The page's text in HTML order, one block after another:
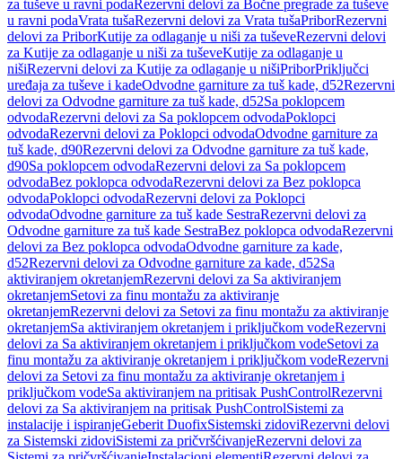
za tuševe u ravni podaRezervni delovi za Bočne pregrade za tuševe
u ravni podaVrata tušaRezervni delovi za Vrata tušaPriborRezervni
delovi za PriborKutije za odlaganje u niši za tuševeRezervni delovi
za Kutije za odlaganje u niši za tuševeKutije za odlaganje u
nišiRezervni delovi za Kutije za odlaganje u nišiPriborPriključci
uređaja za tuševe i kadeOdvodne garniture za tuš kade, d52Rezervni
delovi za Odvodne garniture za tuš kade, d52Sa poklopcem
odvodaRezervni delovi za Sa poklopcem odvodaPoklopci
odvodaRezervni delovi za Poklopci odvodaOdvodne garniture za
tuš kade, d90Rezervni delovi za Odvodne garniture za tuš kade,
d90Sa poklopcem odvodaRezervni delovi za Sa poklopcem
odvodaBez poklopca odvodaRezervni delovi za Bez poklopca
odvodaPoklopci odvodaRezervni delovi za Poklopci
odvodaOdvodne garniture za tuš kade SestraRezervni delovi za
Odvodne garniture za tuš kade SestraBez poklopca odvodaRezervni
delovi za Bez poklopca odvodaOdvodne garniture za kade,
d52Rezervni delovi za Odvodne garniture za kade, d52Sa
aktiviranjem okretanjemRezervni delovi za Sa aktiviranjem
okretanjemSetovi za finu montažu za aktiviranje
okretanjemRezervni delovi za Setovi za finu montažu za aktiviranje
okretanjemSa aktiviranjem okretanjem i priključkom vodeRezervni
delovi za Sa aktiviranjem okretanjem i priključkom vodeSetovi za
finu montažu za aktiviranje okretanjem i priključkom vodeRezervni
delovi za Setovi za finu montažu za aktiviranje okretanjem i
priključkom vodeSa aktiviranjem na pritisak PushControlRezervni
delovi za Sa aktiviranjem na pritisak PushControlSistemi za
instalacije i ispiranjeGeberit DuofixSistemski zidoviRezervni delovi
za Sistemski zidoviSistemi za pričvršćivanjeRezervni delovi za